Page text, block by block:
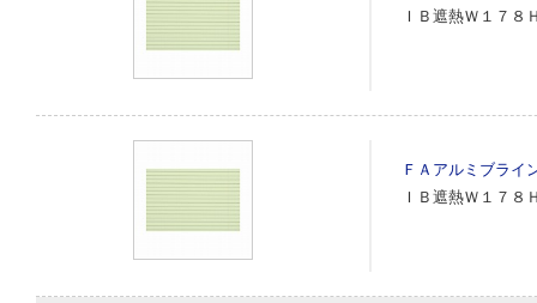
ＩＢ遮熱Ｗ１７８
ＦＡアルミブライ
ＩＢ遮熱Ｗ１７８